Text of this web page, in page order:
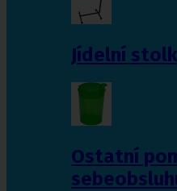
Jídelní
Ostatní